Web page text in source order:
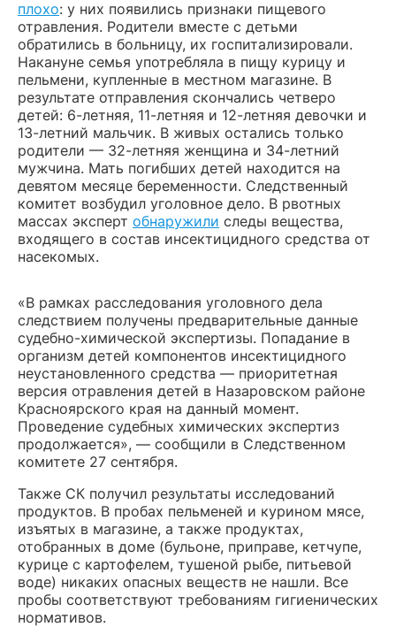
плохо: у них появились признаки пищевого
отравления. Родители вместе с детьми
обратились в больницу, их госпитализировали.
Накануне семья употребляла в пищу курицу и
пельмени, купленные в местном магазине. В
результате отправления скончались четверо
детей: 6-летняя, 11-летняя и 12-летняя девочки и
13-летний мальчик. В живых остались только
родители — 32-летняя женщина и 34-летний
мужчина. Мать погибших детей находится на
девятом месяце беременности. Следственный
комитет возбудил уголовное дело. В рвотных
массах эксперт обнаружили следы вещества,
входящего в состав инсектицидного средства от
насекомых.
«В рамках расследования уголовного дела
следствием получены предварительные данные
судебно-химической экспертизы. Попадание в
организм детей компонентов инсектицидного
неустановленного средства — приоритетная
версия отравления детей в Назаровском районе
Красноярского края на данный момент.
Проведение судебных химических экспертиз
продолжается», — сообщили в Следственном
комитете 27 сентября.
Также СК получил результаты исследований
продуктов. В пробах пельменей и курином мясе,
изъятых в магазине, а также продуктах,
отобранных в доме (бульоне, приправе, кетчупе,
курице с картофелем, тушеной рыбе, питьевой
воде) никаких опасных веществ не нашли. Все
пробы соответствуют требованиям гигиенических
нормативов.